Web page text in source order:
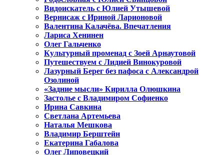
Видоискатель с Юлией Утышевой
Вернисаж с Ириной Ларионовой
Валентина Калачёва. Впечатления
Лариса Хенинен
Олег Гальченко
Культурный променад с Зоей Арнаутовой
Путешествуем с Лидией Винокуровой
Лазурный Берег без пафоса с Александрой
Озолиной
«Задние мысли» Кирилла Олюшкина
Застолье с Владимиром Софиенко
Ирина Савкина
Светлана Артемьева
Наталья Мешкова
Владимир Берштейн
Екатерина Габалова
Олег Липовецкий